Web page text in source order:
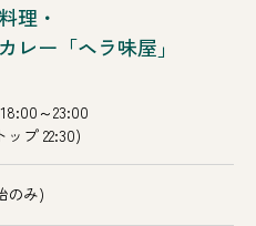
理・
レー「ヘラ味屋」
～23:00
プ 22:30)
のみ)